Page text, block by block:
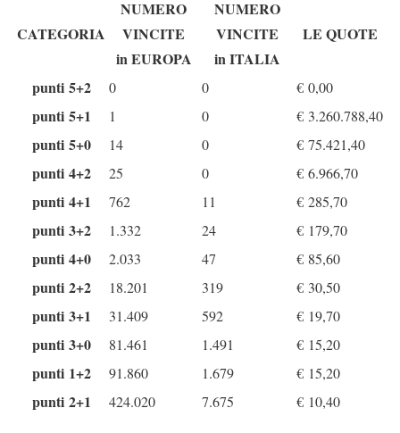
CATEGORIA
NUMERO
VINCITE
in EUROPA
NUMERO
VINCITE
in ITALIA
LE QUOTE
punti 5+2 0 0 € 0,00
punti 5+1 1 0 € 3.260.788,40
punti 5+0 14 0 € 75.421,40
punti 4+2 25 0 € 6.966,70
punti 4+1 762 11 € 285,70
punti 3+2 1.332 24 € 179,70
punti 4+0 2.033 47 € 85,60
punti 2+2 18.201 319 € 30,50
punti 3+1 31.409 592 € 19,70
punti 3+0 81.461 1.491 € 15,20
punti 1+2 91.860 1.679 € 15,20
punti 2+1 424.020 7.675 € 10,40